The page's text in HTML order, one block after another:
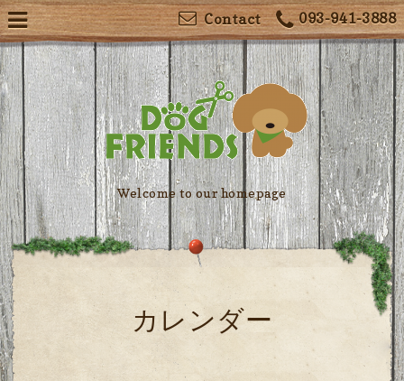
093-941-3888
Contact
Welcome to our homepage
カレンダー